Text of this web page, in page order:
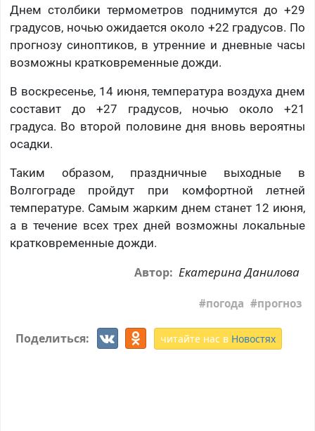
Днем столбики термометров поднимутся до +29
градусов, ночью ожидается около +22 градусов. По
прогнозу синоптиков, в утренние и дневные часы
возможны кратковременные дожди.
В воскресенье, 14 июня, температура воздуха днем
составит до +27 градусов, ночью около +21
градуса. Во второй половине дня вновь вероятны
осадки.
Таким образом, праздничные выходные в
Волгограде пройдут при комфортной летней
температуре. Самым жарким днем станет 12 июня,
а в течение всех трех дней возможны локальные
кратковременные дожди.
Автор: Екатерина Данилова
погода прогноз
Поделиться: читайте нас в Новостях